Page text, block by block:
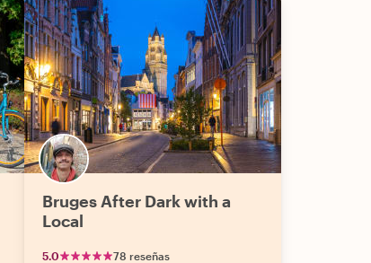
Bruges After Dark with a
Local
5.0 78 reseñas